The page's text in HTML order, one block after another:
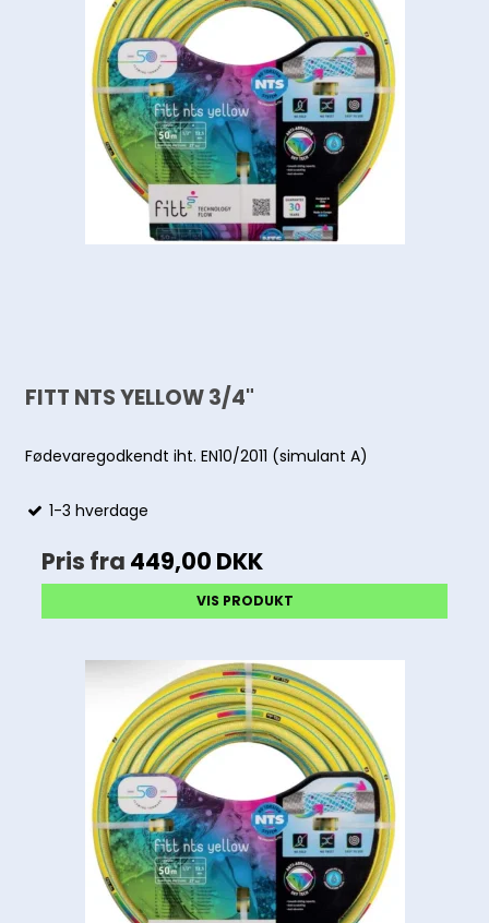
FITT NTS YELLOW 3/4"
Fødevaregodkendt iht. EN10/2011 (simulant A)
1-3 hverdage
Pris fra 449,00 DKK
VIS PRODUKT